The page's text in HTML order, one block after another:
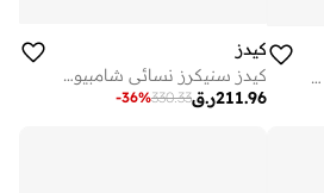
ك سنيكرز نسائي شامبيون دانتيل لامع نسيج كاجوال أبيض
كيدز
كيدز سنيكرز نسائي شامبيون دانتيل لامع نسيج كاجوال كريمي
ر.ق211.96
330.33
-36%